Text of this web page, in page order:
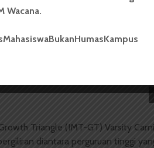
akan diumumkan Mawapres USU
USU, lewat BKK akan mengirim
Nasional.
Triangle (IMT-GT) Varsity
diantara perguruan tinggi
Wacana.